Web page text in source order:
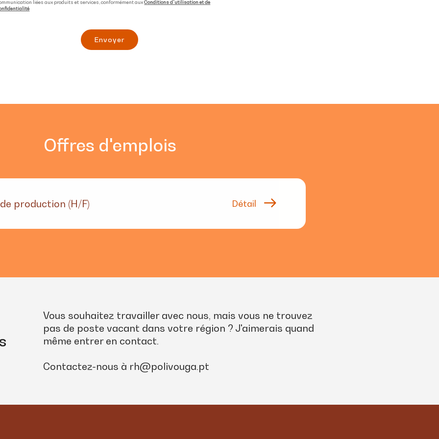
liées aux produits et services, conformément auxConditions d'utilisation et de
Envoyer
Offres d'emplois
production (H/F) Détail
Vous souhaitez travailler avec nous, mais vous ne trouvez
pas de poste vacant dans votre région ? J'aimerais quand
même entrer en contact.
Contactez-nous à rh@polivouga.pt